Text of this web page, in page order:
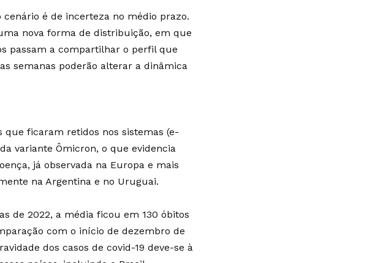
é de incerteza no médio prazo.
nova forma de distribuição, em que
passam a compartilhar o perfil que
semanas poderão alterar a dinâmica
que ficaram retidos nos sistemas (e-
variante Ômicron, o que evidencia
já observada na Europa e mais
na Argentina e no Uruguai.
de 2022, a média ficou em 130 óbitos
com o início de dezembro de
dos casos de covid-19 deve-se à